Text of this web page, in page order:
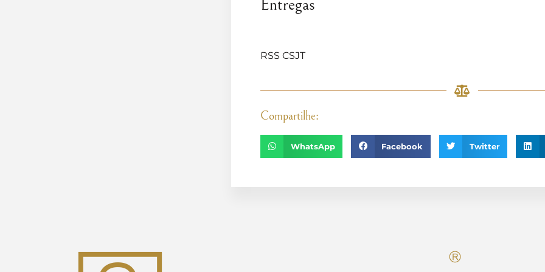
Entregas
RSS CSJT
Compartilhe:
WhatsApp Facebook Twitter